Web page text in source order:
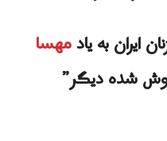
به یادمهسا
شده دیگر”